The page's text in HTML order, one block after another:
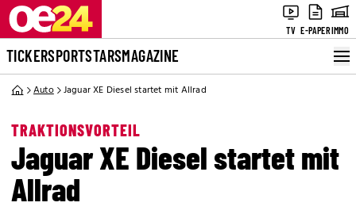
TV E-PAPERIMMO
TICKERSPORTSTARSMAGAZINE
Auto Jaguar XE Diesel startet mit Allrad
TRAKTIONSVORTEIL
Jaguar XE Diesel startet mit
Allrad